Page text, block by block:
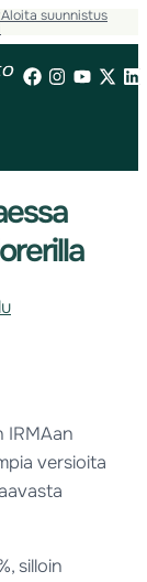
Aloita suunnistus
IRMAan
versioita
silloin